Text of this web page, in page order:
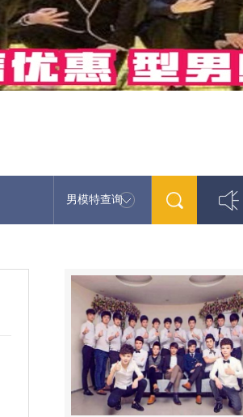
男模特查询